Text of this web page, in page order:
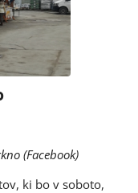
(Facebook)
ki bo v soboto,